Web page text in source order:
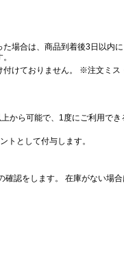
場合は、商品到着後3日以内
付けておりません。 ※注文ミス
から可能で、1度にご利用で
トとして付与します。
認をします。 在庫がない場合